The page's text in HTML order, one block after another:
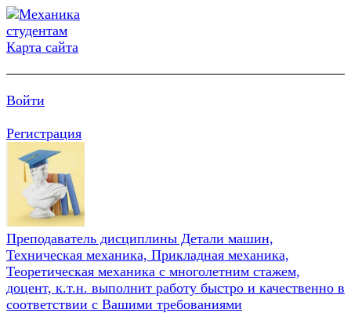
Карта сайта
Войти
Регистрация
Преподаватель дисциплины Детали машин,
Техническая механика, Прикладная механика,
Теоретическая механика с многолетним стажем,
доцент, к.т.н. выполнит работу быстро и качественно в
соответствии с Вашими требованиями